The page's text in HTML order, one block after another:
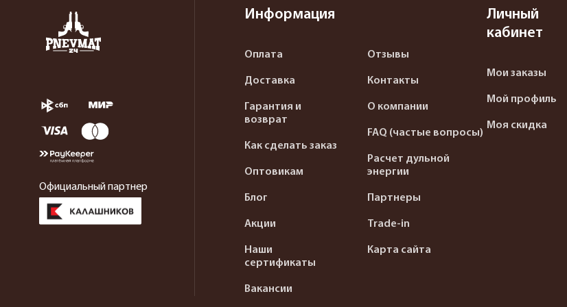
Официальный партнер
Информация
Оплата
Доставка
Гарантия и
возврат
Как сделать заказ
Оптовикам
Блог
Акции
Наши
сертификаты
Вакансии
Отзывы
Контакты
О компании
FAQ (частые вопросы)
Расчет дульной
энергии
Партнеры
Trade-in
Карта сайта
Личный
кабинет
Мои заказы
Мой профиль
Моя скидка